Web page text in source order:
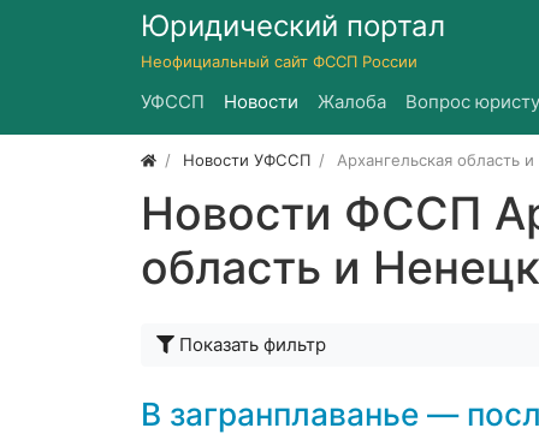
Юридический портал
Неофициальный сайт ФССП России
УФССП Новости Жалоба Вопрос
Новости УФССП Архангельская область
Новости ФССП
область и
Показать фильтр
В загранплаванье —